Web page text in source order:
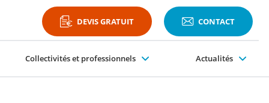
DEVIS GRATUIT CONTACT
Collectivités et professionnels Actualités